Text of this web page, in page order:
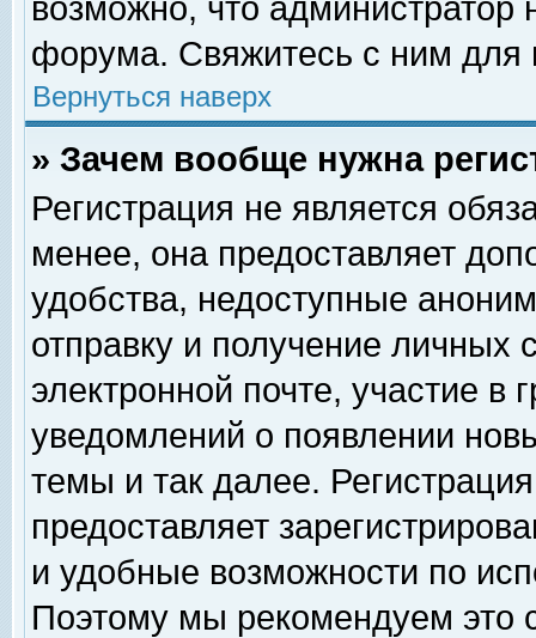
возможно, что
форума. Свяжитесь с ним для
Вернуться наверх
» Зачем вообще нужна
Регистрация не является
менее, она предоставляет
удобства, недоступные
отправку и получение личных
электронной почте, участие в
уведомлений о появлении
темы и так далее.
предоставляет
и удобные возможности по
Поэтому мы рекомендуем это